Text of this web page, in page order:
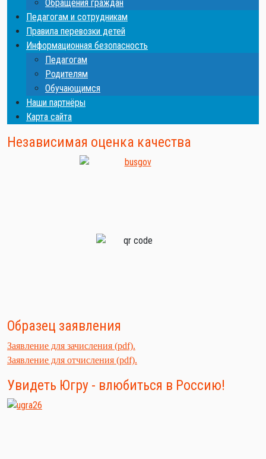
Обращения граждан
Педагогам и сотрудникам
Правила перевозки детей
Информационная безопасность
Педагогам
Родителям
Обучающимся
Наши партнёры
Карта сайта
Независимая оценка качества
Образец заявления
Заявление для зачисления (pdf).
Заявление для отчисления (pdf).
Увидеть Югру - влюбиться в Россию!